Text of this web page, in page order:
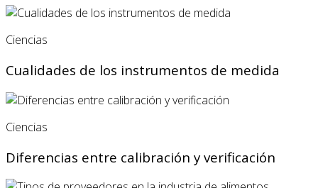
Ciencias
Cualidades de los instrumentos de medida
Ciencias
Diferencias entre calibración y verificación